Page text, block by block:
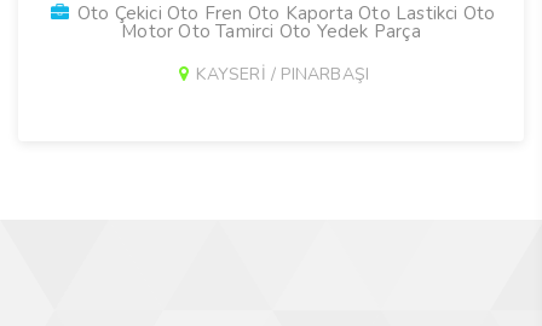
Oto Çekici Oto Fren Oto Kaporta Oto Lastikci Oto
Motor Oto Tamirci Oto Yedek Parça
KAYSERİ / PINARBAŞI